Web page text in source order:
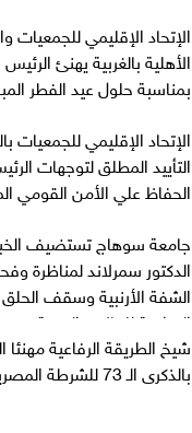
الإتحاد الإقليمي
الأهلية بالغربية يهنئ
بمناسبة حلول عيد الفطر
الإتحاد الإقليمي للجمعيات
التأييد المطلق لتوجهات
الحفاظ علي الأمن القومي
جامعة سوهاج تستضيف
الدكتور سمرلاند لمناظرة
الشفة الأرنبية وسقف الحلق
الجراحية للحالات الحرجة
‬بالذكرى‭ ‬الـ73‭ ‬ للشرطة‭ ‬المصرية